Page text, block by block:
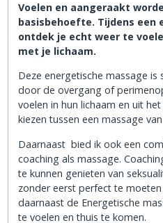
Voelen en aangeraakt
basisbehoefte. Tijdens een
ontdek je echt weer te
met je lichaam.
Deze energetische massage
door de overgang of
voelen in hun lichaam en uit
kiezen tussen een massage
Daarnaast bied ik ook een
coaching als massage.
te kunnen genieten van
zonder eerst perfect te
daarnaast de Energetische
te voelen en thuis te komen.